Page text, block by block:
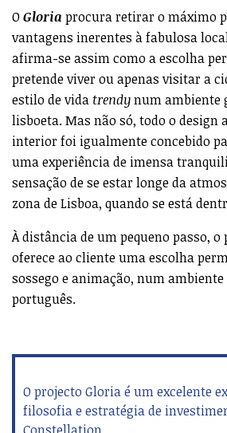
português.
O projecto Gloria é um excelente
filosofia e estratégia de
Constellation
RELACIONADOS